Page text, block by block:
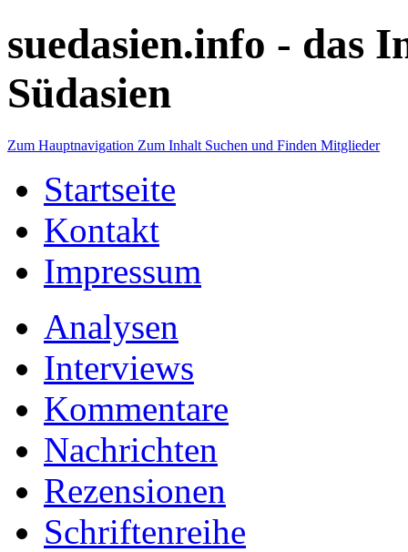
suedasien.info - das
Südasien
Zum Hauptnavigation Zum Inhalt Suchen und Finden Mitglieder
Startseite
Kontakt
Impressum
Analysen
Interviews
Kommentare
Nachrichten
Rezensionen
Schriftenreihe